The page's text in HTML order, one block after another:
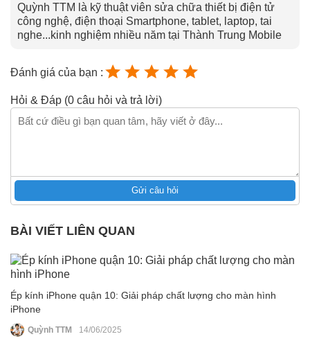
Quỳnh TTM là kỹ thuật viên sửa chữa thiết bị điện tử
công nghệ, điện thoại Smartphone, tablet, laptop, tai
nghe...kinh nghiệm nhiều năm tại Thành Trung Mobile
Đánh giá của bạn :
Hỏi & Đáp (0 câu hỏi và trả lời)
Gửi câu hỏi
BÀI VIẾT LIÊN QUAN
Ép kính iPhone quận 10: Giải pháp chất lượng cho màn hình
iPhone
Quỳnh TTM 14/06/2025